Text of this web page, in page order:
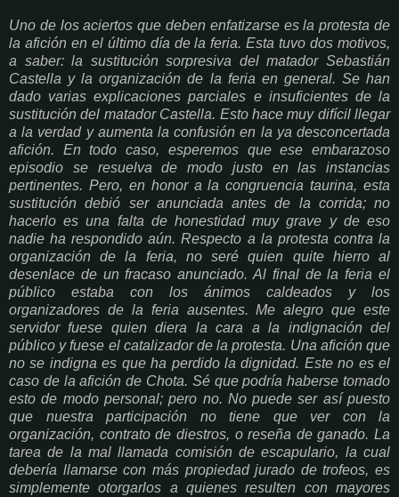
Uno de los aciertos que deben enfatizarse es la protesta de
la afición en el último día de la feria. Esta tuvo dos motivos,
a saber: la sustitución sorpresiva del matador Sebastián
Castella y la organización de la feria en general. Se han
dado varias explicaciones parciales e insuficientes de la
sustitución del matador Castella. Esto hace muy difícil llegar
a la verdad y aumenta la confusión en la ya desconcertada
afición. En todo caso, esperemos que ese embarazoso
episodio se resuelva de modo justo en las instancias
pertinentes. Pero, en honor a la congruencia taurina, esta
sustitución debió ser anunciada antes de la corrida; no
hacerlo es una falta de honestidad muy grave y de eso
nadie ha respondido aún. Respecto a la protesta contra la
organización de la feria, no seré quien quite hierro al
desenlace de un fracaso anunciado. Al final de la feria el
público estaba con los ánimos caldeados y los
organizadores de la feria ausentes. Me alegro que este
servidor fuese quien diera la cara a la indignación del
público y fuese el catalizador de la protesta. Una afición que
no se indigna es que ha perdido la dignidad. Este no es el
caso de la afición de Chota. Sé que podría haberse tomado
esto de modo personal; pero no. No puede ser así puesto
que nuestra participación no tiene que ver con la
organización, contrato de diestros, o reseña de ganado. La
tarea de la mal llamada comisión de escapulario, la cual
debería llamarse con más propiedad jurado de trofeos, es
simplemente otorgarlos a quienes resulten con mayores